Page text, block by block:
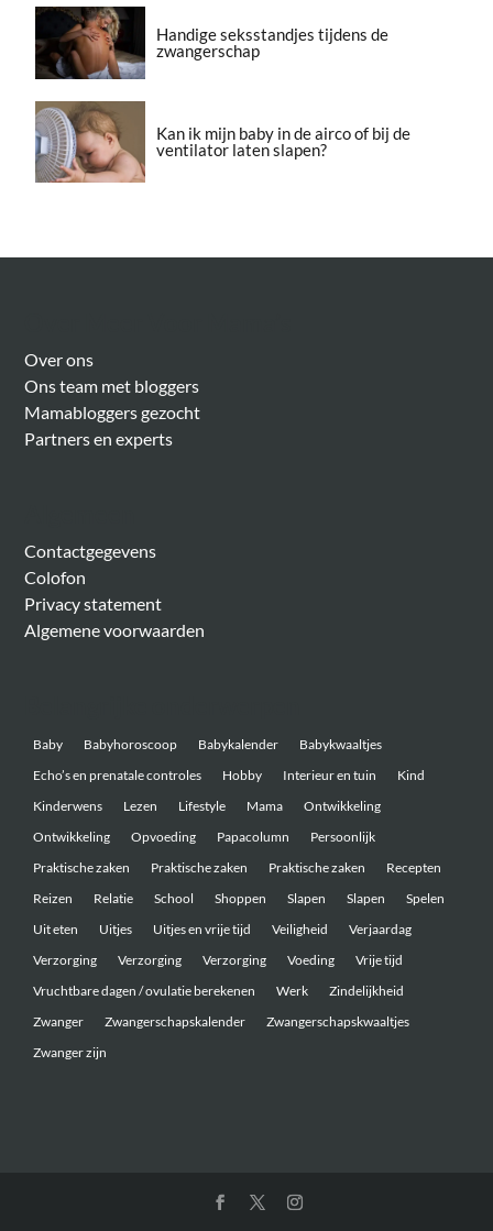
Handige seksstandjes tijdens de
zwangerschap
Kan ik mijn baby in de airco of bij de
ventilator laten slapen?
Over ons
Ons team met bloggers
Mamabloggers gezocht
Partners en experts
Contactgegevens
Colofon
Privacy statement
Algemene voorwaarden
Baby Babyhoroscoop Babykalender
Babykwaaltjes
Echo’s en prenatale controles
Hobby Interieur en tuin
Kind
Kinderwens
Lezen Lifestyle Mama
Ontwikkeling
Ontwikkeling
Opvoeding Papacolumn
Persoonlijk
Praktische zaken
Praktische zaken Praktische zaken
Recepten
Reizen
Relatie School Shoppen Slapen Slapen
Spelen
Uit eten
Uitjes Uitjes en vrije tijd Veiligheid
Verjaardag
Verzorging
Verzorging Verzorging Voeding
Vrije tijd
Vruchtbare dagen / ovulatie berekenen
Werk
Zindelijkheid
Zwanger
Zwangerschapskalender
Zwangerschapskwaaltjes
Zwanger zijn